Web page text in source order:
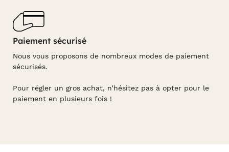
Paiement sécurisé
Nous vous proposons de nombreux modes de paiement
sécurisés.
Pour régler un gros achat, n’hésitez pas à opter pour le
paiement en plusieurs fois !